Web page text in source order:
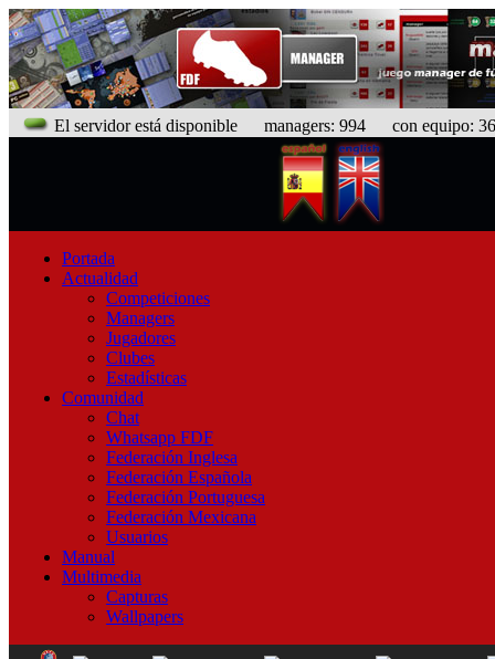
El servidor está disponible managers: 994 con equipo:
Portada
Actualidad
Competiciones
Managers
Jugadores
Clubes
Estadísticas
Comunidad
Chat
Whatsapp FDF
Federación Inglesa
Federación Española
Federación Portuguesa
Federación Mexicana
Usuarios
Manual
Multimedia
Capturas
Wallpapers